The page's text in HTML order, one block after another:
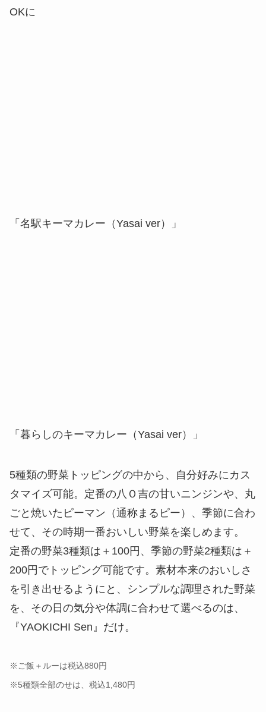
OKに
「名駅キーマカレー（Yasai ver）」
「暮らしのキーマカレー（Yasai ver）」
5種類の野菜トッピングの中から、自分好みにカス
タマイズ可能。定番の八Ｏ吉の甘いニンジンや、丸
ごと焼いたピーマン（通称まるピー）、季節に合わ
せて、その時期一番おいしい野菜を楽しめます。
定番の野菜3種類は＋100円、季節の野菜2種類は＋
200円でトッピング可能です。素材本来のおいしさ
を引き出せるようにと、シンプルな調理された野菜
を、その日の気分や体調に合わせて選べるのは、
『YAOKICHI Sen』だけ。
※ご飯＋ルーは税込880円
※5種類全部のせは、税込1,480円